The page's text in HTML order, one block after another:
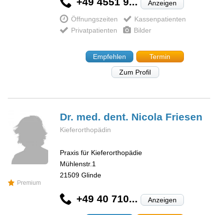
Anzeigen
Öffnungszeiten
Kassenpatienten
Privatpatienten
Bilder
Empfehlen
Termin
Zum Profil
Premium
Dr. med. dent. Nicola Friesen
Kieferorthopädin
Praxis für Kieferorthopädie
Mühlenstr.1
21509 Glinde
+49 40 710... Anzeigen